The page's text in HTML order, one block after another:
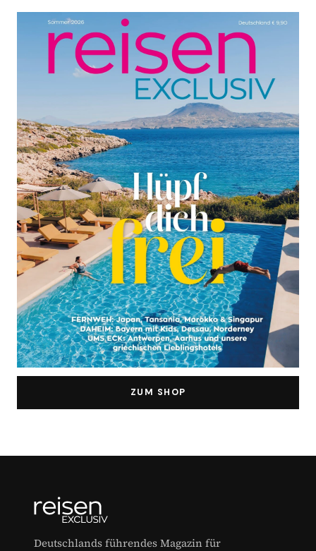
ZUM SHOP
Deutschlands führendes Magazin für